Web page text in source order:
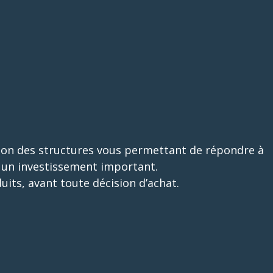
des structures vous permettant de répondre à
investissement important.
avant toute décision d’achat.